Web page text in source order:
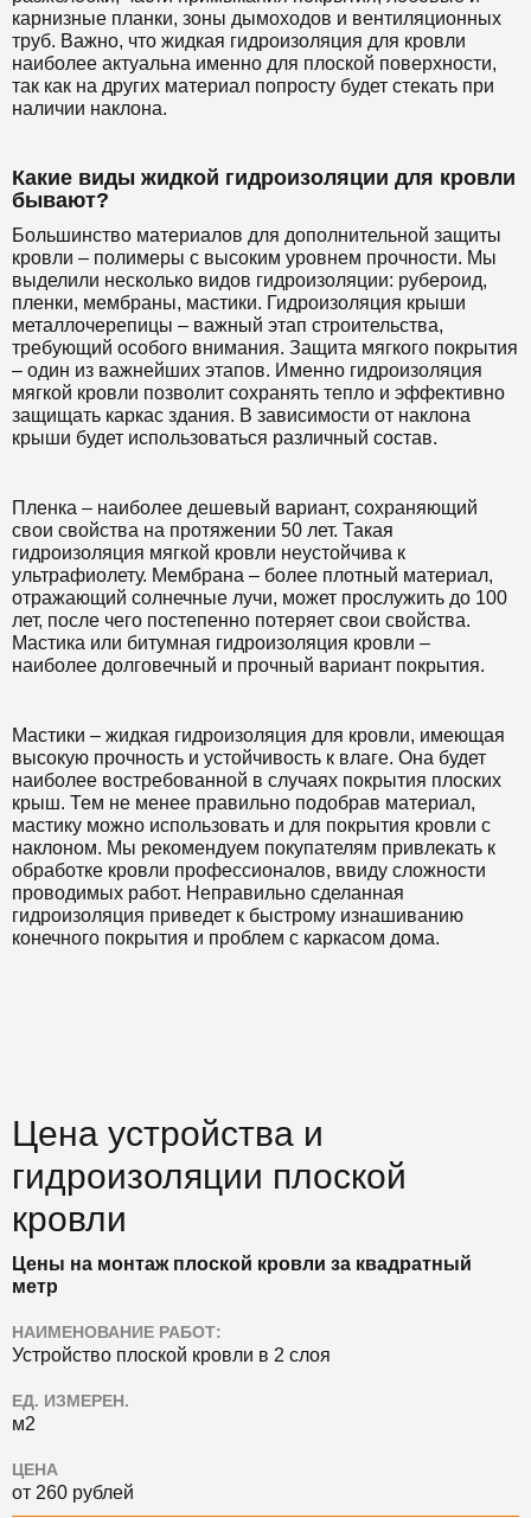
карнизные планки, зоны дымоходов и вентиляционных
труб. Важно, что жидкая гидроизоляция для кровли
наиболее актуальна именно для плоской поверхности,
так как на других материал попросту будет стекать при
наличии наклона.
Какие виды жидкой гидроизоляции для кровли
бывают?
Большинство материалов для дополнительной защиты
кровли – полимеры с высоким уровнем прочности. Мы
выделили несколько видов гидроизоляции: рубероид,
пленки, мембраны, мастики. Гидроизоляция крыши
металлочерепицы – важный этап строительства,
требующий особого внимания. Защита мягкого покрытия
– один из важнейших этапов. Именно гидроизоляция
мягкой кровли позволит сохранять тепло и эффективно
защищать каркас здания. В зависимости от наклона
крыши будет использоваться различный состав.
Пленка – наиболее дешевый вариант, сохраняющий
свои свойства на протяжении 50 лет. Такая
гидроизоляция мягкой кровли неустойчива к
ультрафиолету. Мембрана – более плотный материал,
отражающий солнечные лучи, может прослужить до 100
лет, после чего постепенно потеряет свои свойства.
Мастика или битумная гидроизоляция кровли –
наиболее долговечный и прочный вариант покрытия.
Мастики – жидкая гидроизоляция для кровли, имеющая
высокую прочность и устойчивость к влаге. Она будет
наиболее востребованной в случаях покрытия плоских
крыш. Тем не менее правильно подобрав материал,
мастику можно использовать и для покрытия кровли с
наклоном. Мы рекомендуем покупателям привлекать к
обработке кровли профессионалов, ввиду сложности
проводимых работ. Неправильно сделанная
гидроизоляция приведет к быстрому изнашиванию
конечного покрытия и проблем с каркасом дома.
Цена устройства и
гидроизоляции плоской
кровли
Цены на монтаж плоской кровли за квадратный
метр
НАИМЕНОВАНИЕ РАБОТ:
Устройство плоской кровли в 2 слоя
ЕД. ИЗМЕРЕН.
м2
ЦЕНА
от 260 рублей